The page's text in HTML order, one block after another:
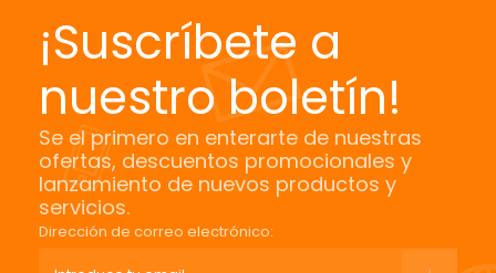
¡Suscríbete a
nuestro boletín!
Se el primero en enterarte de nuestras
ofertas, descuentos promocionales y
lanzamiento de nuevos productos y
servicios.
Dirección de correo electrónico: